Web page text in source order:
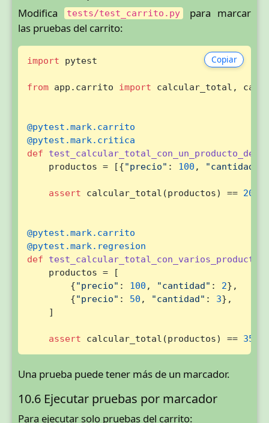
Modifica tests/test_carrito.py para marcar
las pruebas del carrito:
Copiar
import pytest
from app.carrito import calcular_total,
@pytest.mark.carrito
@pytest.mark.critica
def
    productos = [{
"precio" : 100 , "cantidad"
assert calcular_total(productos) == 200
@pytest.mark.carrito
@pytest.mark.regresion
def
    productos = [
        {
"precio" : 100 , "cantidad" : 2},
        {
"precio" : 50 , "cantidad" : 3},
    ]
assert calcular_total(productos) == 350
Una prueba puede tener más de un marcador.
10.6 Ejecutar pruebas por marcador
Para ejecutar solo pruebas del carrito: